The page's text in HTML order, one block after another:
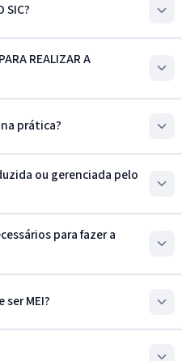
SIC?
REALIZAR A
prática?
ou gerenciada pelo
para fazer a
MEI?